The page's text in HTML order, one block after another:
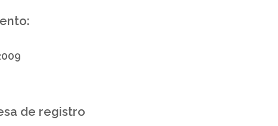
de registro